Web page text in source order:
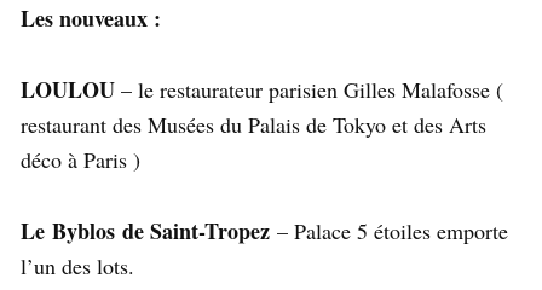
Les nouveaux :
LOULOU – le restaurateur parisien Gilles Malafosse (
restaurant des Musées du Palais de Tokyo et des Arts
déco à Paris )
Le Byblos de Saint-Tropez – Palace 5 étoiles emporte
l’un des lots.